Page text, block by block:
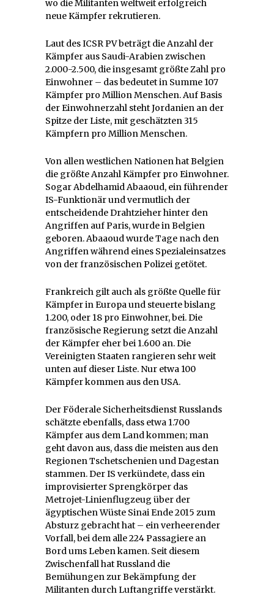
wo die Militanten weltweit erfolgreich
neue Kämpfer rekrutieren.
Laut des ICSR PV beträgt die Anzahl der
Kämpfer aus Saudi-Arabien zwischen
2.000-2.500, die insgesamt größte Zahl pro
Einwohner – das bedeutet in Summe 107
Kämpfer pro Million Menschen. Auf Basis
der Einwohnerzahl steht Jordanien an der
Spitze der Liste, mit geschätzten 315
Kämpfern pro Million Menschen.
Von allen westlichen Nationen hat Belgien
die größte Anzahl Kämpfer pro Einwohner.
Sogar Abdelhamid Abaaoud, ein führender
IS-Funktionär und vermutlich der
entscheidende Drahtzieher hinter den
Angriffen auf Paris, wurde in Belgien
geboren. Abaaoud wurde Tage nach den
Angriffen während eines Spezialeinsatzes
von der französischen Polizei getötet.
Frankreich gilt auch als größte Quelle für
Kämpfer in Europa und steuerte bislang
1.200, oder 18 pro Einwohner, bei. Die
französische Regierung setzt die Anzahl
der Kämpfer eher bei 1.600 an. Die
Vereinigten Staaten rangieren sehr weit
unten auf dieser Liste. Nur etwa 100
Kämpfer kommen aus den USA.
Der Föderale Sicherheitsdienst Russlands
schätzte ebenfalls, dass etwa 1.700
Kämpfer aus dem Land kommen; man
geht davon aus, dass die meisten aus den
Regionen Tschetschenien und Dagestan
stammen. Der IS verkündete, dass ein
improvisierter Sprengkörper das
Metrojet-Linienflugzeug über der
ägyptischen Wüste Sinai Ende 2015 zum
Absturz gebracht hat – ein verheerender
Vorfall, bei dem alle 224 Passagiere an
Bord ums Leben kamen. Seit diesem
Zwischenfall hat Russland die
Bemühungen zur Bekämpfung der
Militanten durch Luftangriffe verstärkt.